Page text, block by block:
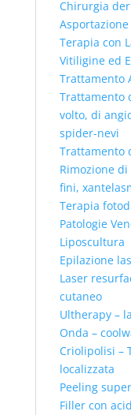
Chirurgia
Terapia con
Vitiligine ed
Trattamento
Trattamento
volto, di
spider-nevi
Trattamento
Rimozione
fini,
Terapia
Patologie
Liposcultura
Epilazione
Laser
cutaneo
Ultherapy –
Onda –
Criolipolisi –
localizzata
Peeling
Filler con